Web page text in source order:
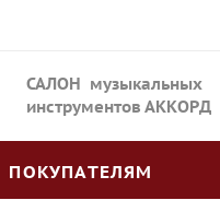
САЛОН музыкальных
инструментов АККОРД
ПОКУПАТЕЛЯМ